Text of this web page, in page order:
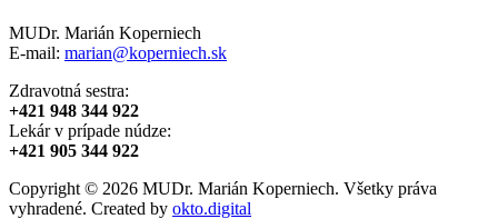
MUDr. Marián Koperniech
E-mail: marian@koperniech.sk
Zdravotná sestra:
+421 948 344 922
Lekár v prípade núdze:
+421 905 344 922
Copyright © 2026 MUDr. Marián Koperniech. Všetky práva
vyhradené. Created by okto.digital